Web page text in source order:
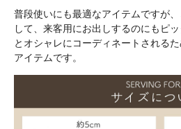
普段使いにも最適なアイテムですが
して、来客用にお出しするのにもピ
とオシャレにコーディネートされる
アイテムです。